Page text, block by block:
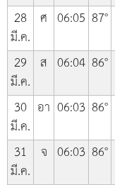
28
มี.ค.
ศ 06:05 87°
29
มี.ค.
ส 06:04 86°
30
มี.ค.
อา 06:03 86°
31
มี.ค.
จ 06:03 86°